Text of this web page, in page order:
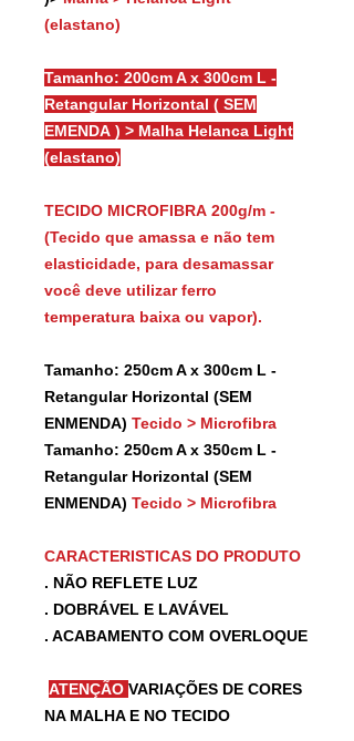
(elastano)
Tamanho: 200cm A x 300cm L -
Retangular Horizontal ( SEM
EMENDA ) > Malha Helanca Light
(elastano)
TECIDO MICROFIBRA 200g/m -
(Tecido que amassa e não tem
elasticidade, para desamassar
você deve utilizar ferro
temperatura baixa ou vapor).
Tamanho: 250cm A x 300cm L -
Retangular Horizontal (SEM
ENMENDA) Tecido > Microfibra
Tamanho: 250cm A x 350cm L -
Retangular Horizontal (SEM
ENMENDA) Tecido > Microfibra
CARACTERISTICAS DO PRODUTO
. NÃO REFLETE LUZ
. DOBRÁVEL E LAVÁVEL
. ACABAMENTO COM OVERLOQUE
ATENÇÃO VARIAÇÕES DE CORES
NA MALHA E NO TECIDO